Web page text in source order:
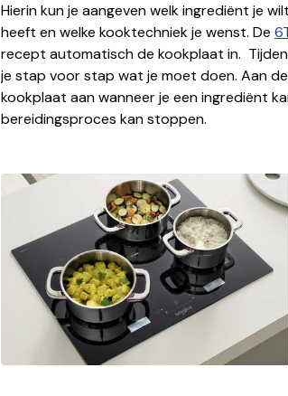
Hierin kun je aangeven welk ingrediënt je
heeft en welke kooktechniek je wenst. De
recept automatisch de kookplaat in.
je stap voor stap wat je moet doen. Aan
kookplaat aan wanneer je een ingrediënt
bereidingsproces kan stoppen.